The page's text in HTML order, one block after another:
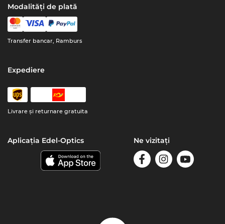
Modalități de plată
Transfer bancar, Ramburs
Expediere
Livrare şi returnare gratuita
Aplicația Edel-Optics Ne vizitați